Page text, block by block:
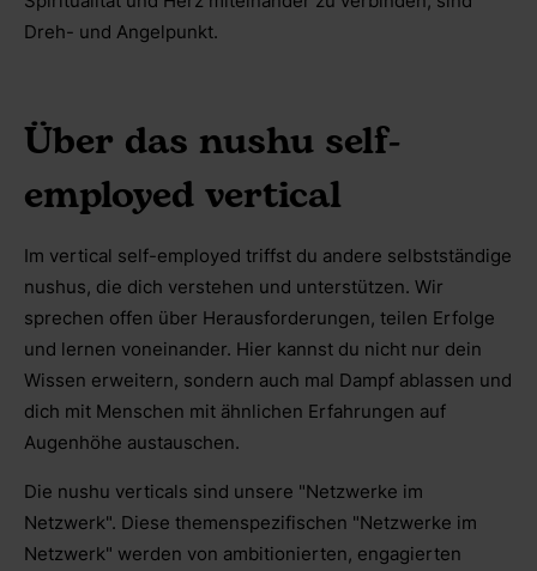
Dreh- und Angelpunkt.
Über das nushu self-
employed vertical
Im vertical self-employed triffst du andere selbstständige
nushus, die dich verstehen und unterstützen. Wir
sprechen offen über Herausforderungen, teilen Erfolge
und lernen voneinander. Hier kannst du nicht nur dein
Wissen erweitern, sondern auch mal Dampf ablassen und
dich mit Menschen mit ähnlichen Erfahrungen auf
Augenhöhe austauschen.
Die nushu verticals sind unsere "Netzwerke im
Netzwerk". Diese themenspezifischen "Netzwerke im
Netzwerk" werden von ambitionierten, engagierten